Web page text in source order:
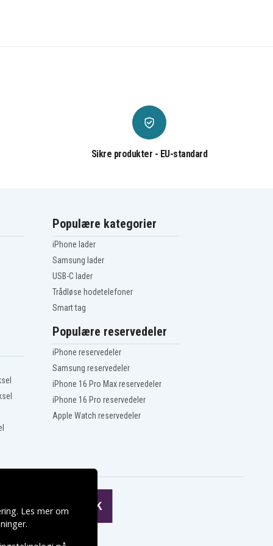
Sikre produkter - EU-standard
Populære kategorier
iPhone lader
Samsung lader
USB-C lader
Trådløse hodetelefoner
Smart tag
Populære reservedeler
iPhone reservedeler
Samsung reservedeler
iPhone 16 Pro Max reservedeler
iPhone 16 Pro reservedeler
Apple Watch reservedeler
Les mer om
.